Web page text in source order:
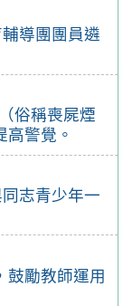
導團團員遴
俗稱喪屍煙
警覺。
志青少年一
鼓勵教師運用